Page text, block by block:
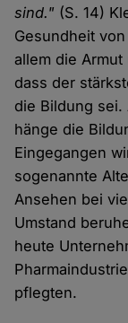
sind." (S. 14)
Gesundheit
allem die
dass der
die Bildung sei.
hänge die
Eingegangen
sogenannte
Ansehen bei
Umstand
heute
pflegten.